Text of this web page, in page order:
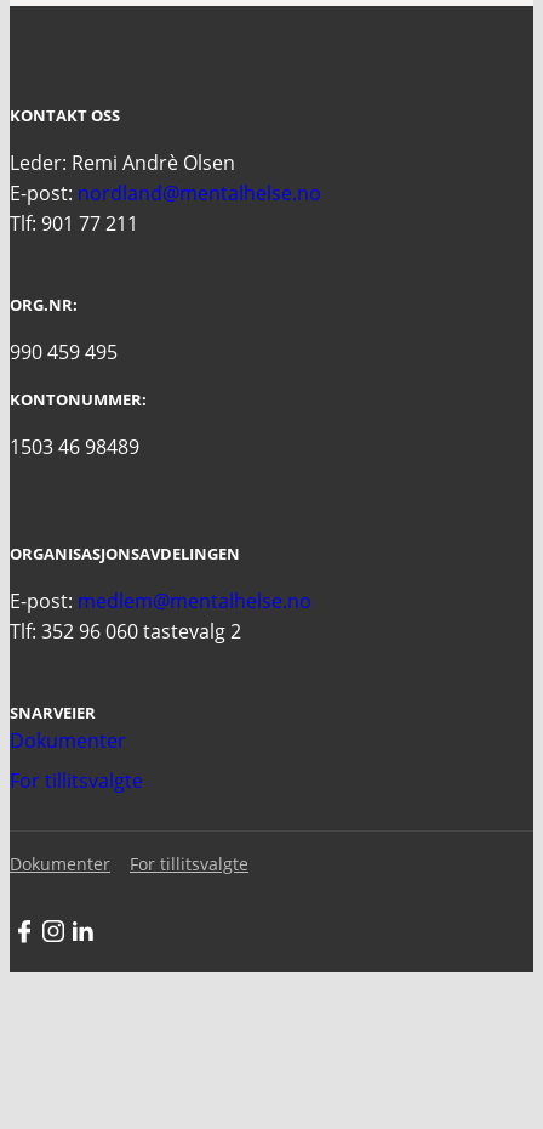
KONTAKT OSS
Leder: Remi Andrè Olsen
E-post: nordland@mentalhelse.no
Tlf: 901 77 211
ORG.NR:
990 459 495
KONTONUMMER:
1503 46 98489
ORGANISASJONSAVDELINGEN
E-post: medlem@mentalhelse.no
Tlf: 352 96 060 tastevalg 2
SNARVEIER
Dokumenter
For tillitsvalgte
Dokumenter For tillitsvalgte